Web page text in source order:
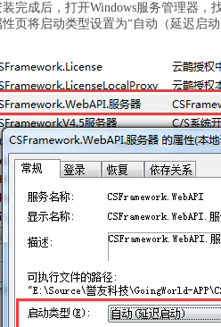
完成后，打开Windows服务管理器，
性页将启动类型设置为“自动（延迟启